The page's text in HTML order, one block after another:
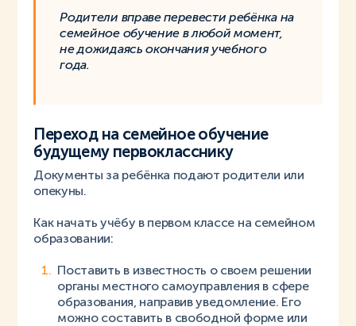
Родители вправе перевести ребёнка на
семейное обучение в любой момент,
не дожидаясь окончания учебного
года.
Переход на семейное обучение
будущему первокласснику
Документы за ребёнка подают родители или
опекуны.
Как начать учёбу в первом классе на семейном
образовании:
Поставить в известность о своем решении
органы местного самоуправления в сфере
образования, направив уведомление. Его
можно составить в свободной форме или